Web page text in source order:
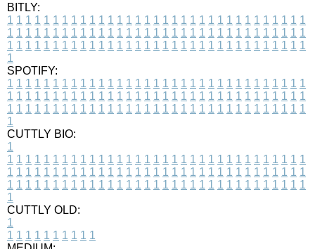
BITLY:
1 1 1 1 1 1 1 1 1 1 1 1 1 1 1 1 1 1 1 1 1 1 1 1 1 1 1 1 1 1 1 1 1
1 1 1 1 1 1 1 1 1 1 1 1 1 1 1 1 1 1 1 1 1 1 1 1 1 1 1 1 1 1 1 1 1
1 1 1 1 1 1 1 1 1 1 1 1 1 1 1 1 1 1 1 1 1 1 1 1 1 1 1 1 1 1 1 1 1
1
SPOTIFY:
1 1 1 1 1 1 1 1 1 1 1 1 1 1 1 1 1 1 1 1 1 1 1 1 1 1 1 1 1 1 1 1 1
1 1 1 1 1 1 1 1 1 1 1 1 1 1 1 1 1 1 1 1 1 1 1 1 1 1 1 1 1 1 1 1 1
1 1 1 1 1 1 1 1 1 1 1 1 1 1 1 1 1 1 1 1 1 1 1 1 1 1 1 1 1 1 1 1 1
1
CUTTLY BIO:
1
1 1 1 1 1 1 1 1 1 1 1 1 1 1 1 1 1 1 1 1 1 1 1 1 1 1 1 1 1 1 1 1 1
1 1 1 1 1 1 1 1 1 1 1 1 1 1 1 1 1 1 1 1 1 1 1 1 1 1 1 1 1 1 1 1 1
1 1 1 1 1 1 1 1 1 1 1 1 1 1 1 1 1 1 1 1 1 1 1 1 1 1 1 1 1 1 1 1 1
1
CUTTLY OLD:
1
1 1 1 1 1 1 1 1 1 1